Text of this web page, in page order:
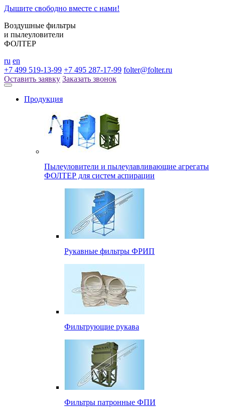
Дышите свободно вместе с нами!
Воздушные фильтры
и пылеуловители
ФОЛТЕР
ru en
+7 499 519-13-99 +7 495 287-17-99 folter@folter.ru
Оставить заявку Заказать звонок
Продукция
Пылеуловители и пылеулавливающие агрегаты
ФОЛТЕР для систем аспирации
Рукавные фильтры ФРИП
Фильтрующие рукава
Фильтры патронные ФПИ